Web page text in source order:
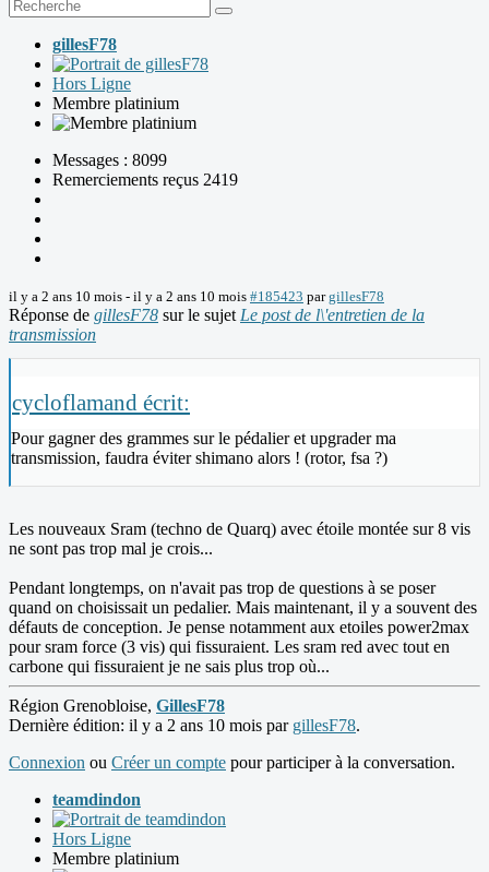
gillesF78
Hors Ligne
Membre platinium
Messages : 8099
Remerciements reçus 2419
il y a 2 ans 10 mois - il y a 2 ans 10 mois #185423 pargillesF78
Réponse de gillesF78 sur le sujet Le post de l\'entretien de la
transmission
cycloflamand écrit:
Pour gagner des grammes sur le pédalier et upgrader ma
transmission, faudra éviter shimano alors ! (rotor, fsa ?)
Les nouveaux Sram (techno de Quarq) avec étoile montée sur 8 vis
ne sont pas trop mal je crois...
Pendant longtemps, on n'avait pas trop de questions à se poser
quand on choisissait un pedalier. Mais maintenant, il y a souvent des
défauts de conception. Je pense notamment aux etoiles power2max
pour sram force (3 vis) qui fissuraient. Les sram red avec tout en
carbone qui fissuraient je ne sais plus trop où...
Région Grenobloise, GillesF78
Dernière édition: il y a 2 ans 10 mois par gillesF78.
Connexion ou Créer un compte pour participer à la conversation.
teamdindon
Hors Ligne
Membre platinium